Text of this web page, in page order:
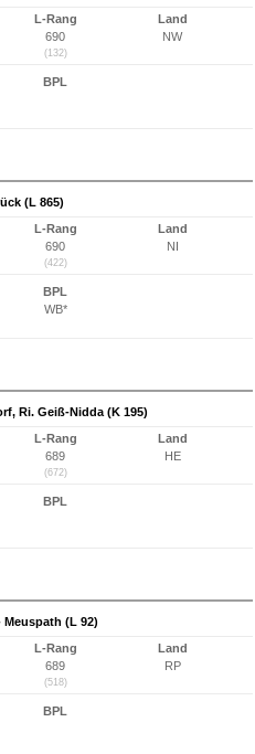
L-Rang
690
(132)
Land
NW
BPL
(L 865)
L-Rang
690
(422)
Land
NI
BPL
WB*
Ri. Geiß-Nidda (K 195)
L-Rang
689
(672)
Land
HE
BPL
(L 92)
L-Rang
689
(518)
Land
RP
BPL